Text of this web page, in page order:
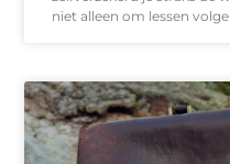
niet alleen om lessen